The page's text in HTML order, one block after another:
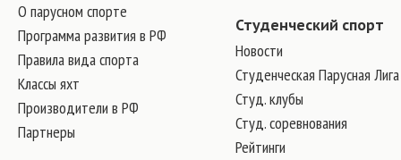
О парусном спорте
Программа развития в РФ
Правила вида спорта
Классы яхт
Производители в РФ
Партнеры
Студенческий спорт
Новости
Студенческая Парусная Лига
Студ. клубы
Студ. соревнования
Рейтинги